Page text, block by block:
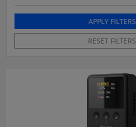
APPLY FILTERS
RESET FILTERS